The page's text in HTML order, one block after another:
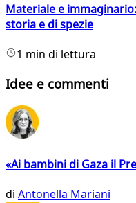
Materiale e
storia e di spezie
1 min di lettura
Idee e commenti
«Ai bambini di Gaza il
di Antonella Mariani